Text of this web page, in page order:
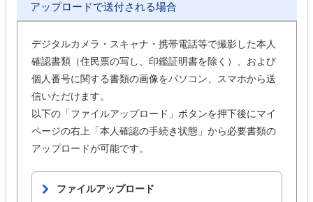
アップロードで送付される場合
デジタルカメラ・スキャナ・携帯電話等で撮影した本人
確認書類（住民票の写し、印鑑証明書を除く）、および
個人番号に関する書類の画像をパソコン、スマホから送
信いただけます。
以下の「ファイルアップロード」ボタンを押下後にマイ
ページの右上「本人確認の手続き状態」から必要書類の
アップロードが可能です。
ファイルアップロード